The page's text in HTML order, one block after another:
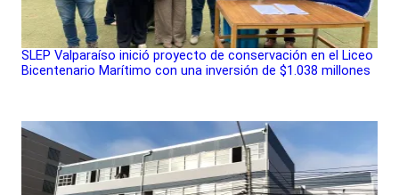
SLEP Valparaíso inició proyecto de conservación en el Liceo
Bicentenario Marítimo con una inversión de $1.038 millones